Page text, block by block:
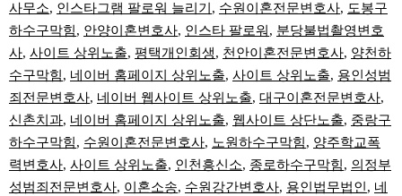
사무소, 인스타그램 팔로워 늘리기 , 수원이혼전문변호사, 도봉구
하수구막힘, 안양이혼변호사, 인스타 팔로워 , 분당불법촬영변호
사, 사이트 상위노출, 평택개인회생, 천안이혼전문변호사, 양천하
수구막힘, 네이버 홈페이지 상위노출, 사이트 상위노출, 용인성범
죄전문변호사, 네이버 웹사이트 상위노출, 대구이혼전문변호사,
신촌치과, 네이버 홈페이지 상위노출, 웹사이트 상단노출, 중랑구
하수구막힘, 수원이혼전문변호사, 노원하수구막힘, 양주학교폭
력변호사, 사이트 상위노출, 인천흥신소, 종로하수구막힘, 의정부
성범죄전문변호사, 이혼소송, 수원강간변호사, 용인법무법인 , 네